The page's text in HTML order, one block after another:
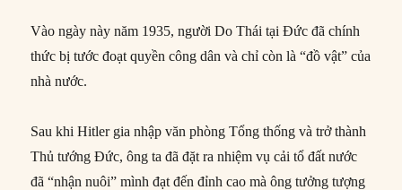
Vào ngày này năm 1935, người Do Thái tại Đức đã chính
thức bị tước đoạt quyền công dân và chỉ còn là “đồ vật” của
nhà nước.
Sau khi Hitler gia nhập văn phòng Tổng thống và trở thành
Thủ tướng Đức, ông ta đã đặt ra nhiệm vụ cải tổ đất nước
đã “nhận nuôi” mình đạt đến đỉnh cao mà ông tưởng tượng